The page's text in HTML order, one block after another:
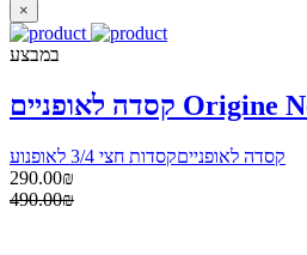
×
במבצע
קסדה לאופנייםקסדות חצי 3/4 לאופנוע
290.00₪
490.00₪